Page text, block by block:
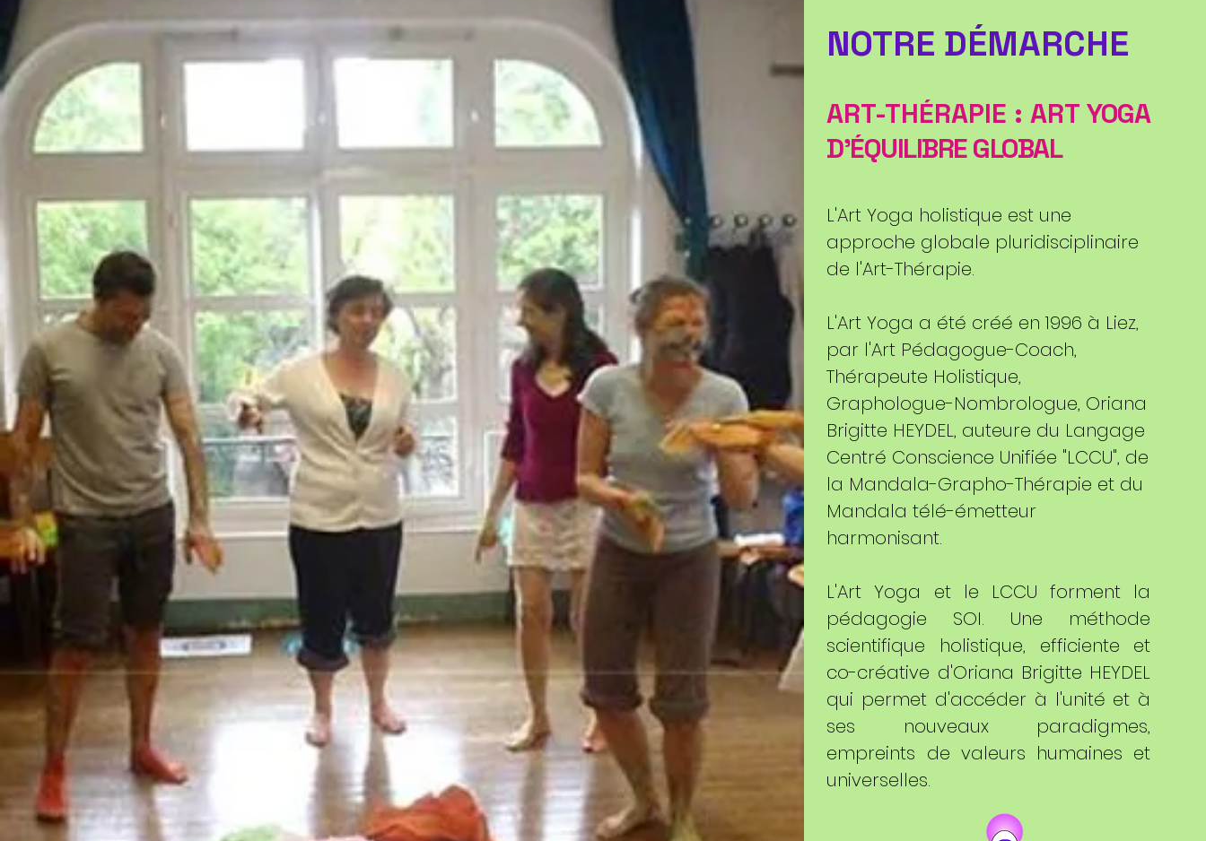
NOTRE DÉMARCHE
ART-THÉRAPIE : ARTYOGA
D'ÉQUILIBRE GLOBAL
L'Art Yoga holistique est une
approche globale pluridisciplinaire
de l'Art-Thérapie.
L'Art Yoga a été créé en 1996 à Liez,
par l'Art Pédagogue-Coach,
Thérapeute Holistique,
Graphologue-Nombrologue, Oriana
Brigitte HEYDEL, auteure du Langage
Centré Conscience Unifiée "LCCU", de
la Mandala-Grapho-Thérapie et du
Mandala télé-émetteur
harmonisant.
L'Art Yoga et le LCCU forment la
pédagogie SOI. Une méthode
scientifique holistique, efficiente et
co-créative d'Oriana Brigitte HEYDEL
qui permet d'accéder à l'unité et à
ses nouveaux paradigmes,
empreints de valeurs humaines et
universelles.